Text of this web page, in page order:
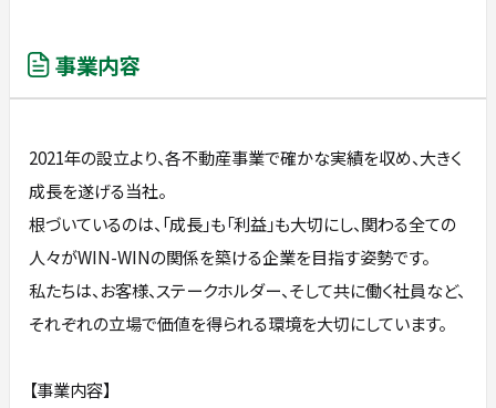
事業内容
2021年の設立より、各不動産事業で確かな実績を収め、大きく
成長を遂げる当社。
根づいているのは、「成長」も「利益」も大切にし、関わる全ての
人々がWIN-WINの関係を築ける企業を目指す姿勢です。
私たちは、お客様、ステークホルダー、そして共に働く社員など、
それぞれの立場で価値を得られる環境を大切にしています。
【事業内容】